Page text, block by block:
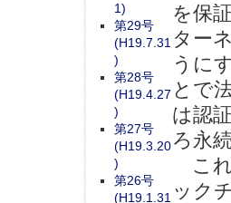
を保
ター
うに
とで
は認
ろ永
これ
ック
1)
第29号
(H19.7.31
)
第28号
(H19.4.27
)
第27号
(H19.3.20
)
第26号
(H19.1.31